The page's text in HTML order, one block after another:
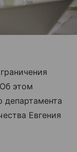
этом
департамента
Евгения